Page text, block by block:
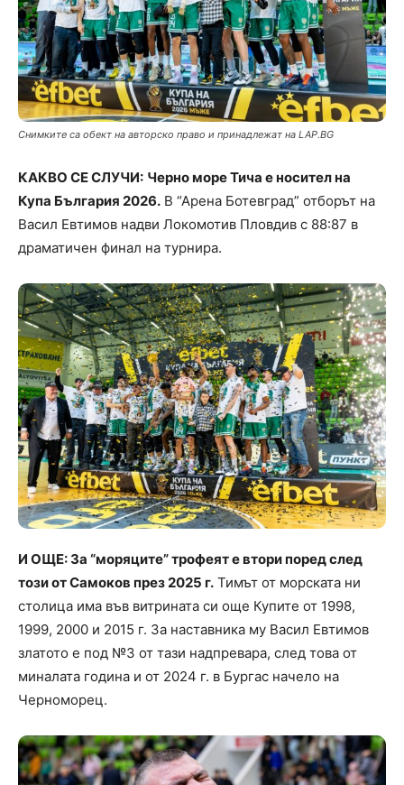
Снимките са обект на авторско право и принадлежат на LAP.BG
КАКВО СЕ СЛУЧИ: Черно море Тича е носител на
Купа България 2026. В “Арена Ботевград” отборът на
Васил Евтимов надви Локомотив Пловдив с 88:87 в
драматичен финал на турнира.
И ОЩЕ: За “моряците” трофеят е втори поред след
този от Самоков през 2025 г. Тимът от морската ни
столица има във витрината си още Купите от 1998,
1999, 2000 и 2015 г. За наставника му Васил Евтимов
златото е под №3 от тази надпревара, след това от
миналата година и от 2024 г. в Бургас начело на
Черноморец.